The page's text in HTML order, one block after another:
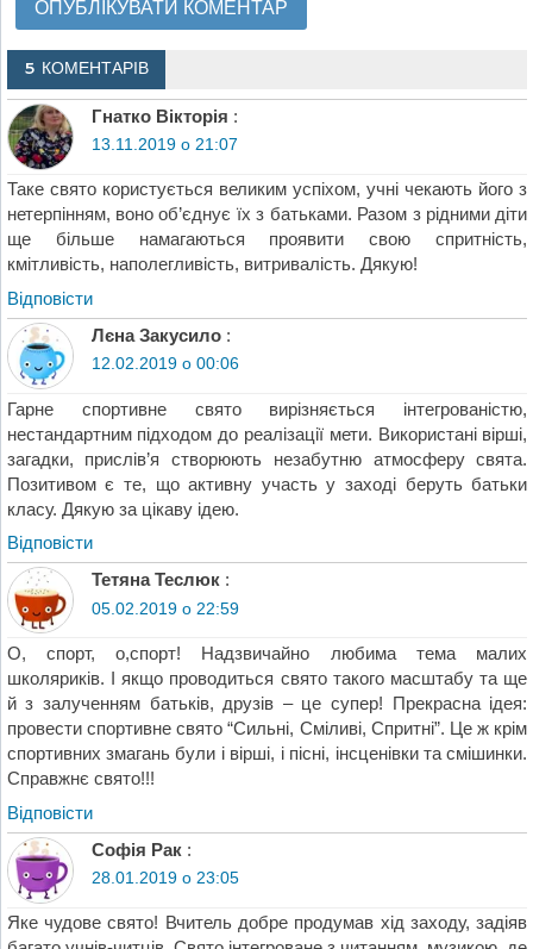
5 КОМЕНТАРІВ
Гнатко Вікторія :
13.11.2019 о 21:07
Таке свято користується великим успіхом, учні чекають його з
нетерпінням, воно об’єднує їх з батьками. Разом з рідними діти
ще більше намагаються проявити свою спритність,
кмітливість, наполегливість, витривалість. Дякую!
Відповіcти
Лєна Закусило :
12.02.2019 о 00:06
Гарне спортивне свято вирізняється інтегрованістю,
нестандартним підходом до реалізації мети. Використані вірші,
загадки, прислів’я створюють незабутню атмосферу свята.
Позитивом є те, що активну участь у заході беруть батьки
класу. Дякую за цікаву ідею.
Відповіcти
Тетяна Теслюк :
05.02.2019 о 22:59
О, спорт, о,спорт! Надзвичайно любима тема малих
школяриків. І якщо проводиться свято такого масштабу та ще
й з залученням батьків, друзів – це супер! Прекрасна ідея:
провести спортивне свято “Сильні, Сміливі, Спритні”. Це ж крім
спортивних змагань були і вірші, і пісні, інсценівки та смішинки.
Справжнє свято!!!
Відповіcти
Софія Рак :
28.01.2019 о 23:05
Яке чудове свято! Вчитель добре продумав хід заходу, задіяв